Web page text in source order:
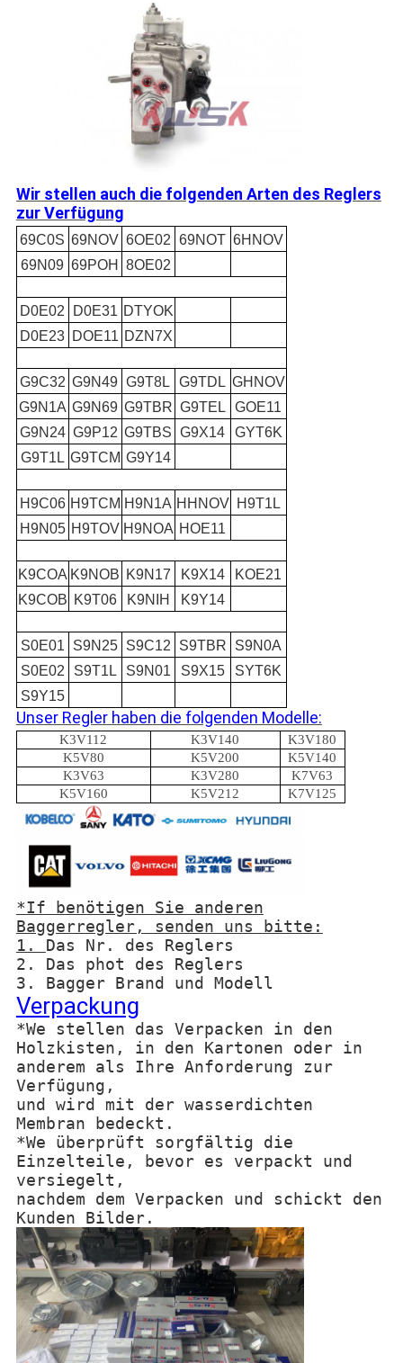
Wir stellen auch die folgenden Arten des Reglers
zur Verfügung
69C0S 69NOV 6OE02 69NOT 6HNOV
69N09 69POH 8OE02
D0E02 D0E31 DTYOK
D0E23 DOE11 DZN7X
G9C32 G9N49 G9T8L G9TDL GHNOV
G9N1A G9N69 G9TBR G9TEL
GOE11
G9N24 G9P12 G9TBS G9X14
GYT6K
G9T1L G9TCM G9Y14
H9C06 H9TCM H9N1A HHNOV H9T1L
H9N05 H9TOV H9NOA HOE11
K9COA K9NOB K9N17 K9X14
KOE21
K9COB K9T06 K9NIH K9Y14
S0E01 S9N25 S9C12 S9TBR
S9N0A
S0E02
S9T1L S9N01 S9X15
SYT6K
S9Y15
Unser Regler haben die folgenden Modelle:
K3V112 K3V140
K3V180
K5V80
K5V200
K5V140
K3V63
K3V280
K7V63
K5V160
K5V212 K7V125
*If benötigen Sie anderen
Baggerregler, senden uns bitte:
1. Das Nr. des Reglers
2. Das phot des Reglers
3. Bagger Brand und Modell
Verpackung
*We stellen das Verpacken in den
Holzkisten, in den Kartonen oder in
anderem als Ihre Anforderung zur
Verfügung,
und wird mit der wasserdichten
Membran bedeckt.
*We überprüft sorgfältig die
Einzelteile, bevor es verpackt und
versiegelt,
nachdem dem Verpacken und schickt den
Kunden Bilder.